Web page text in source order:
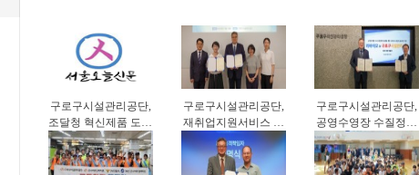
구로구시설관리공단,
조달청 혁신제품 도입
으로 공영주차장 화재
대응력 강화
구로구시설관리공단,
재취업지원서비스 기
업컨설팅 업무협약 체
결(
구로구시설관리공단,
공영수영장 수질정보
공개 고도화 추진